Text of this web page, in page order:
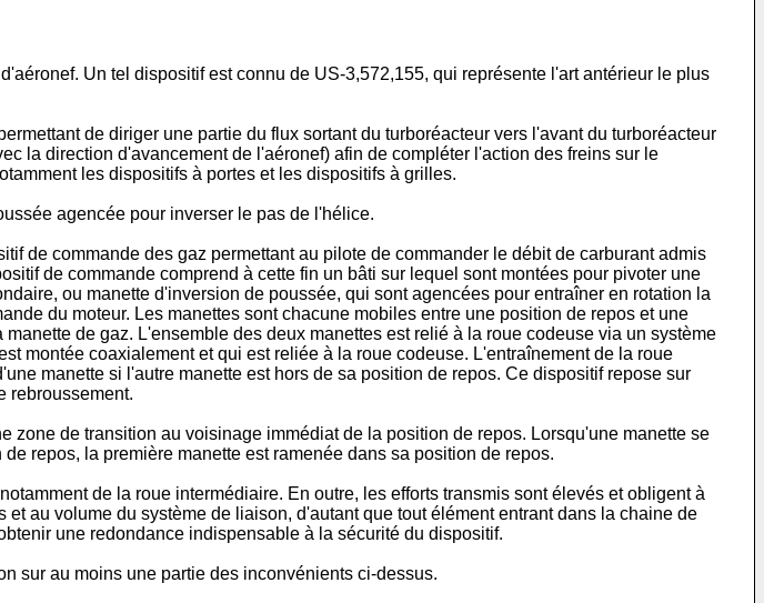
Un tel dispositif est connu de US-3,572,155, qui représente l'art antérieur le plus
de diriger une partie du flux sortant du turboréacteur vers l'avant du turboréacteur
la direction d'avancement de l'aéronef) afin de compléter l'action des freins sur le
les dispositifs à portes et les dispositifs à grilles.
agencée pour inverser le pas de l'hélice.
de commande des gaz permettant au pilote de commander le débit de carburant admis
de commande comprend à cette fin un bâti sur lequel sont montées pour pivoter une
ou manette d'inversion de poussée, qui sont agencées pour entraîner en rotation la
du moteur. Les manettes sont chacune mobiles entre une position de repos et une
de gaz. L'ensemble des deux manettes est relié à la roue codeuse via un système
montée coaxialement et qui est reliée à la roue codeuse. L'entraînement de la roue
manette si l'autre manette est hors de sa position de repos. Ce dispositif repose sur
rebroussement.
de transition au voisinage immédiat de la position de repos. Lorsqu'une manette se
repos, la première manette est ramenée dans sa position de repos.
de la roue intermédiaire. En outre, les efforts transmis sont élevés et obligent à
au volume du système de liaison, d'autant que tout élément entrant dans la chaine de
une redondance indispensable à la sécurité du dispositif.
sur au moins une partie des inconvénients ci-dessus.